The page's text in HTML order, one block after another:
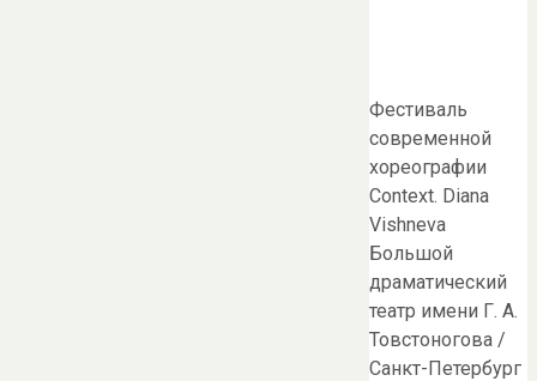
Фестиваль
современной
хореографии
Context. Diana
Vishneva
Большой
драматический
театр имени Г. А.
Товстоногова /
Санкт-Петербург